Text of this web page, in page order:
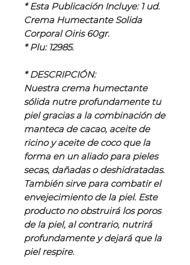
* Esta Publicación Incluye: 1 ud.
Crema Humectante Solida
Corporal Oiris 60gr.
* Plu: 12985.
* DESCRIPCIÓN:
Nuestra crema humectante
sólida nutre profundamente tu
piel gracias a la combinación de
manteca de cacao, aceite de
ricino y aceite de coco que la
forma en un aliado para pieles
secas, dañadas o deshidratadas.
También sirve para combatir el
envejecimiento de la piel. Este
producto no obstruirá los poros
de la piel, al contrario, nutrirá
profundamente y dejará que la
piel respire.